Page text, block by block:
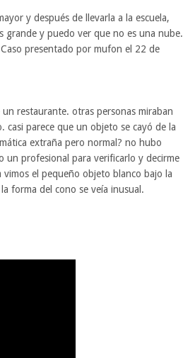
y después de llevarla a la escuela,
grande y puedo ver que no es una nube.
presentado por mufon el 22 de
restaurante. otras personas miraban
casi parece que un objeto se cayó de la
extraña pero normal? no hubo
un profesional para verificarlo y decirme
vimos el pequeño objeto blanco bajo la
forma del cono se veía inusual.